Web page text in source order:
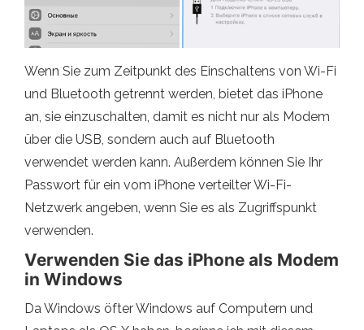
Wenn Sie zum Zeitpunkt des Einschaltens von Wi-Fi
und Bluetooth getrennt werden, bietet das iPhone
an, sie einzuschalten, damit es nicht nur als Modem
über die USB, sondern auch auf Bluetooth
verwendet werden kann. Außerdem können Sie Ihr
Passwort für ein vom iPhone verteilter Wi-Fi-
Netzwerk angeben, wenn Sie es als Zugriffspunkt
verwenden.
Verwenden Sie das iPhone als Modem
in Windows
Da Windows öfter Windows auf Computern und